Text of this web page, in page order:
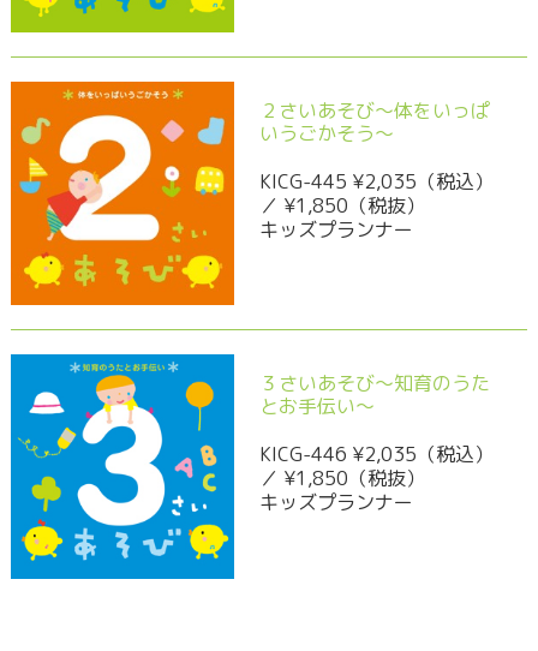
２さいあそび～体をいっぱ
いうごかそう～
KICG-445 ¥2,035（税込）
／ ¥1,850（税抜）
キッズプランナー
３さいあそび～知育のうた
とお手伝い～
KICG-446 ¥2,035（税込）
／ ¥1,850（税抜）
キッズプランナー